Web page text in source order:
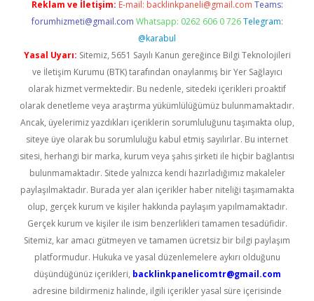
Reklam ve İletişim: E-mail: backlinkpaneli@gmail.com Teams:
forumhizmeti@gmail.com Whatsapp: 0262 606 0 726 Telegram:
@karabul
Yasal Uyarı: Sitemiz, 5651 Sayılı Kanun gereğince Bilgi Teknolojileri
ve İletişim Kurumu (BTK) tarafından onaylanmış bir Yer Sağlayıcı
olarak hizmet vermektedir. Bu nedenle, sitedeki içerikleri proaktif
olarak denetleme veya araştırma yükümlülüğümüz bulunmamaktadır.
Ancak, üyelerimiz yazdıkları içeriklerin sorumluluğunu taşımakta olup,
siteye üye olarak bu sorumluluğu kabul etmiş sayılırlar. Bu internet
sitesi, herhangi bir marka, kurum veya şahıs şirketi ile hiçbir bağlantısı
bulunmamaktadır. Sitede yalnızca kendi hazırladığımız makaleler
paylaşılmaktadır. Burada yer alan içerikler haber niteliği taşımamakta
olup, gerçek kurum ve kişiler hakkında paylaşım yapılmamaktadır.
Gerçek kurum ve kişiler ile isim benzerlikleri tamamen tesadüfidir.
Sitemiz, kar amacı gütmeyen ve tamamen ücretsiz bir bilgi paylaşım
platformudur. Hukuka ve yasal düzenlemelere aykırı olduğunu
düşündüğünüz içerikleri, backlinkpanelicomtr@gmail.com
adresine bildirmeniz halinde, ilgili içerikler yasal süre içerisinde